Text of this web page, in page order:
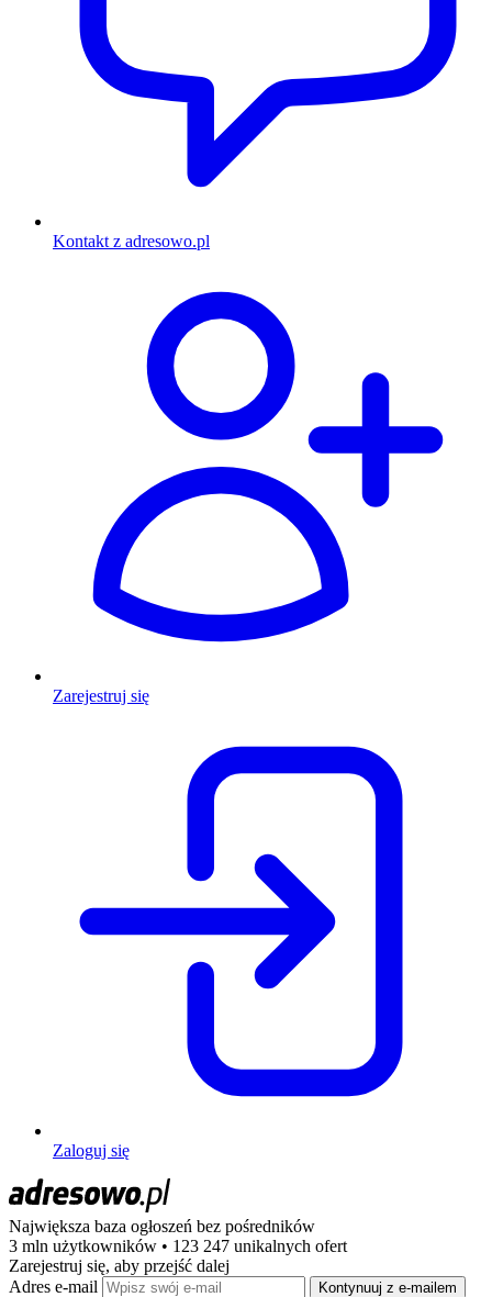
Kontakt z adresowo.pl
Zarejestruj się
Zaloguj się
Największa baza ogłoszeń bez pośredników
3 mln użytkowników • 123 247 unikalnych ofert
Zarejestruj się, aby przejść dalej
Adres e-mail
Kontynuuj z e-mailem